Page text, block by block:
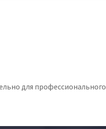
для профессионального